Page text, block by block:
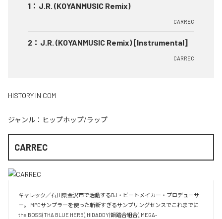
1 ： J.R. (KOYANMUSIC Remix)
CARREC
2 ： J.R. (KOYANMUSIC Remix) [Instrumental]
CARREC
HISTORY IN COM
ジャンル： ヒップホップ/ラップ
CARREC
キャレック／石川県金沢市で活動するDJ・ビートメイカー・プロデューサ
ー。 MPCサンプラーを使った斬新すぎるサンプリングセンスでこれまでに
tha BOSS(THA BLUE HERB),HIDADDY(韻踏合組合),MEGA-